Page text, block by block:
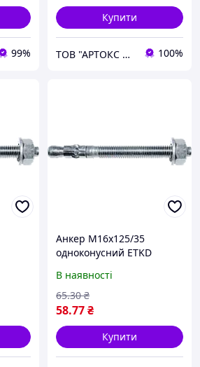
99%
Купити
ТОВ "АРТОКС ЛТД" 100%
Анкер М16х125/35
одноконусний ETKD
В наявності
58.77₴
65.30 ₴
Купити